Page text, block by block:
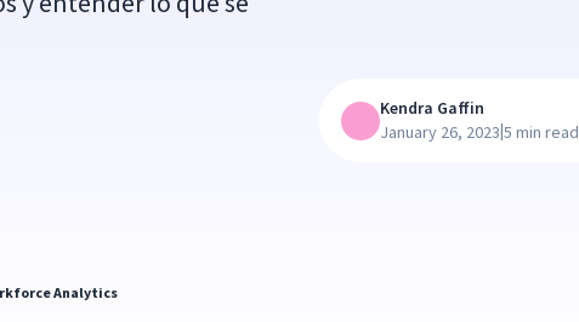
Analytics
Kendra Gaffin
January 26, 2023|5 min read